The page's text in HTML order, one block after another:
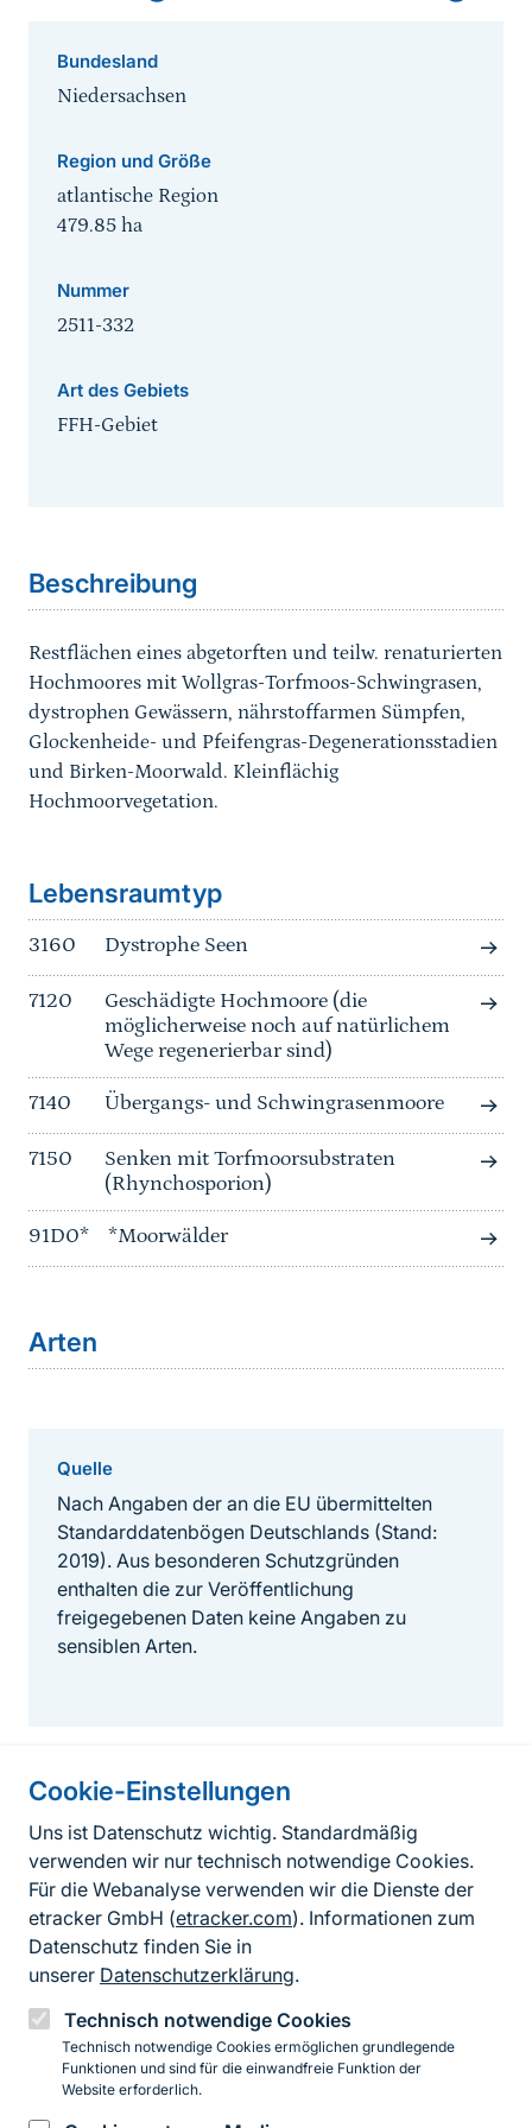
Cookie-Einstellungen
Uns ist Datenschutz wichtig. Standardmäßig
verwenden wir nur technisch notwendige Cookies.
Für die Webanalyse verwenden wir die Dienste der
etracker GmbH (etracker.com). Informationen zum
Datenschutz finden Sie in
unserer Datenschutzerklärung.
Technisch notwendige Cookies
Technisch notwendige Cookies ermöglichen grundlegende
Funktionen und sind für die einwandfreie Funktion der
Website erforderlich.
Bundesland
Niedersachsen
Region und Größe
atlantische Region
479.85 ha
Nummer
2511-332
Art des Gebiets
FFH-Gebiet
Beschreibung
Restflächen eines abgetorften und teilw. renaturierten
Hochmoores mit Wollgras-Torfmoos-Schwingrasen,
dystrophen Gewässern, nährstoffarmen Sümpfen,
Glockenheide- und Pfeifengras-Degenerationsstadien
und Birken-Moorwald. Kleinflächig
Hochmoorvegetation.
Lebensraumtyp
3160 Dystrophe Seen
7120
Geschädigte Hochmoore (die
möglicherweise noch auf natürlichem
Wege regenerierbar sind)
7140 Übergangs- und Schwingrasenmoore
7150
Senken mit Torfmoorsubstraten
(Rhynchosporion)
91D0* *Moorwälder
Arten
Quelle
Nach Angaben der an die EU übermittelten
Standarddatenbögen Deutschlands (Stand:
2019). Aus besonderen Schutzgründen
enthalten die zur Veröffentlichung
freigegebenen Daten keine Angaben zu
sensiblen Arten.
Informationen zur Seite
FußzeileKontakt zum BfN
Kontaktformular
Erklärung zur Barrierefreiheit
Impressum
Datenschutz